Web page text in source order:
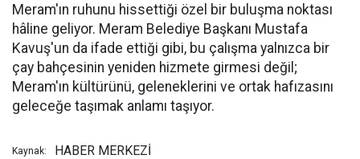
Meram'ın ruhunu hissettiği özel bir buluşma noktası
hâline geliyor. Meram Belediye Başkanı Mustafa
Kavuş'un da ifade ettiği gibi, bu çalışma yalnızca bir
çay bahçesinin yeniden hizmete girmesi değil;
Meram'ın kültürünü, geleneklerini ve ortak hafızasını
geleceğe taşımak anlamı taşıyor.
Kaynak: HABER MERKEZİ